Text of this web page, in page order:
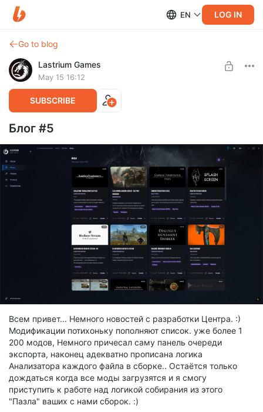
EN LOG IN
Go to blog
Lastrium Games
May 15 16:12
SUBSCRIBE
Блог #5
Всем привет... Немного новостей с разработки Центра. :)
Модификации потихоньку пополняют список. уже более 1
200 модов, Немного причесал саму панель очереди
экспорта, наконец адекватно прописана логика
Анализатора каждого файла в сборке.. Остаётся только
дождаться когда все моды загрузятся и я смогу
приступить к работе над логикой собирания из этого
"Пазла" ваших с нами сборок. :)